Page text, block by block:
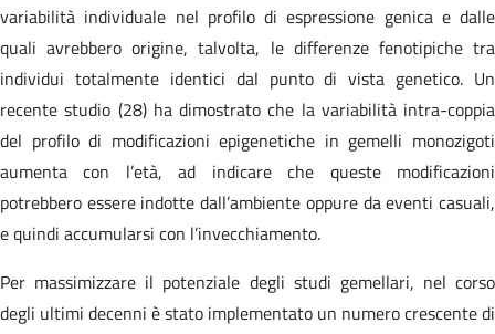
variabilità individuale nel profilo di espressione genica e dalle
quali avrebbero origine, talvolta, le differenze fenotipiche tra
individui totalmente identici dal punto di vista genetico. Un
recente studio (28) ha dimostrato che la variabilità intra-coppia
del profilo di modificazioni epigenetiche in gemelli monozigoti
aumenta con l’età, ad indicare che queste modificazioni
potrebbero essere indotte dall’ambiente oppure da eventi casuali,
e quindi accumularsi con l’invecchiamento.
Per massimizzare il potenziale degli studi gemellari, nel corso
degli ultimi decenni è stato implementato un numero crescente di